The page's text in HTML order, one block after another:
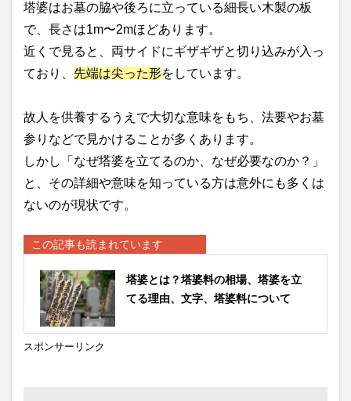
塔婆はお墓の脇や後ろに立っている細長い木製の板
で、長さは1m〜2mほどあります。
近くで見ると、両サイドにギザギザと切り込みが入っ
ており、 先端は尖った形をしています。
故人を供養するうえで大切な意味をもち、法要やお墓
参りなどで見かけることが多くあります。
しかし「なぜ塔婆を立てるのか、なぜ必要なのか？」
と、その詳細や意味を知っている方は意外にも多くは
ないのが現状です。
この記事も読まれています
塔婆とは？塔婆料の相場、塔婆を立
てる理由、文字、塔婆料について
スポンサーリンク